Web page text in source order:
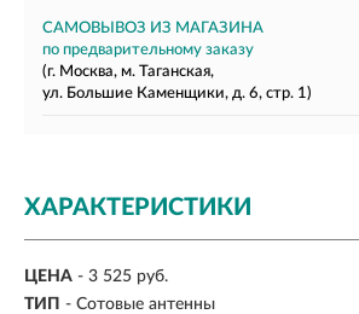
САМОВЫВОЗ ИЗ МАГАЗИНА
по предварительному заказу
(г. Москва, м. Таганская,
ул. Большие Каменщики, д. 6, стр. 1)
ХАРАКТЕРИСТИКИ
ЦЕНА - 3 525 руб.
ТИП - Сотовые антенны